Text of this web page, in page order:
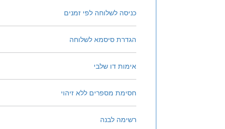
כניסה לשלוחה לפי זמנים
הגדרת סיסמא לשלוחה
אימות דו שלבי
חסימת מספרים ללא זיהוי
רשימה לבנה